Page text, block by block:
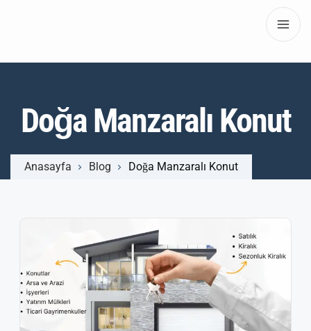
Doğa Manzaralı Konut
Anasayfa Blog Doğa Manzaralı Konut